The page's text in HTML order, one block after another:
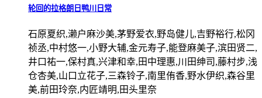
轮回的拉格朗日鸭川日常
石原夏织,濑户麻沙美,茅野爱衣,野岛健儿,吉野裕行,松冈
祯丞,中村悠一,小野大辅,金元寿子,能登麻美子,滨田贤二,
井口祐一,保村真,兴津和幸,田中理惠,川田绅司,藤村步,浅
仓杏美,山口立花子,三森铃子,南里侑香,野水伊织,森谷里
美,前田玲奈,内匠靖明,田头里奈